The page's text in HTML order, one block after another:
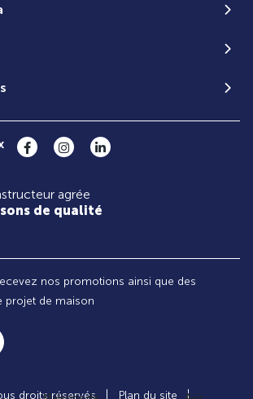
agrée
de qualité
nos promotions ainsi que des
projet de maison
droits réservés Plan du site